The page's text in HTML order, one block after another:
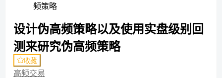
频策略
设计伪高频策略以及使用实盘级别回
测来研究伪高频策略
收藏
高频交易